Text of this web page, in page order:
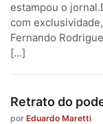
estampou o
com
Fernando
[…]
Retrato do
por Eduardo Maretti